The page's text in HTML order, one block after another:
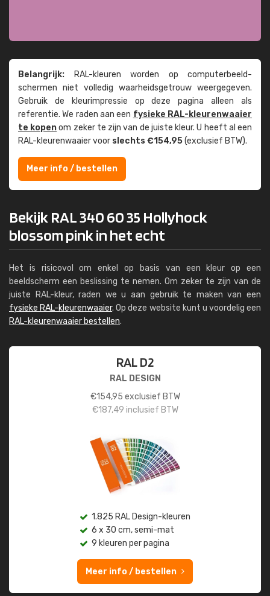
Belangrijk: RAL-kleuren worden op computer­beeld­
schermen niet volledig waarheids­­getrouw weer­gegeven.
Gebruik de kleur­impressie op deze pagina alleen als
referentie. We raden aan een fysieke RAL-kleuren­waaier
te kopenom zeker te zijn van de juiste kleur. U heeft al een
RAL-kleuren­waaier voor slechts €154,95(exclusief BTW).
Meer info / bestellen
Bekijk RAL 340 60 35 Hollyhock
blossom pink in het echt
Het is risicovol om enkel op basis van een kleur op een
beeldscherm een beslissing te nemen. Om zeker te zijn van de
juiste RAL-kleur, raden we u aan gebruik te maken van een
fysieke RAL-kleurenwaaier. Op deze website kunt u voordelig een
RAL-kleurenwaaier bestellen.
RAL D2
RAL DESIGN
€154,95 exclusief BTW
€187,49 inclusief BTW
1.825 RAL Design-kleuren
6 x 30 cm, semi-mat
9 kleuren per pagina
Meer info / bestellen